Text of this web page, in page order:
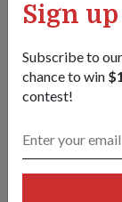
Sign
Subscribe to
chance to win
contest!
Adik-
15 Jun 26
keluarga yang